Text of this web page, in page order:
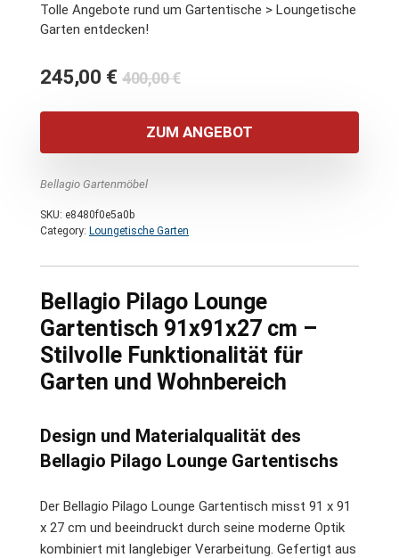
Tolle Angebote rund um Gartentische > Loungetische
Garten entdecken!
400,00€Ursprünglicher
war:
400,00 €
245,00 €
Aktueller
ist:
245,00 €.
ZUM ANGEBOT
Bellagio Gartenmöbel
SKU: e8480f0e5a0b
Category: Loungetische Garten
Bellagio Pilago Lounge
Gartentisch 91x91x27 cm –
Stilvolle Funktionalität für
Garten und Wohnbereich
Design und Materialqualität des
Bellagio Pilago Lounge Gartentischs
Der Bellagio Pilago Lounge Gartentisch misst 91 x 91
x 27 cm und beeindruckt durch seine moderne Optik
kombiniert mit langlebiger Verarbeitung. Gefertigt aus